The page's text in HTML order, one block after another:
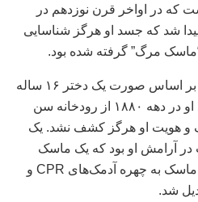
که در اواخر قرن نوزدهم در
شد که جسد او هرگز شناسایی
مرگ” گرفته شده بود.
الگوی صورت ساختگی CPR بر اساس صورت یک دختر ۱۶ ساله
مرده ساخته شده است. جسد او در دهه ۱۸۸۰ از رودخانه سن
و هویت او هرگز کشف نشد. یک
در آرامش او بود که یک ماسک
گچی درست کرده و نهایتا این ماسک به چهره آدمک‌های CPR و
شد.